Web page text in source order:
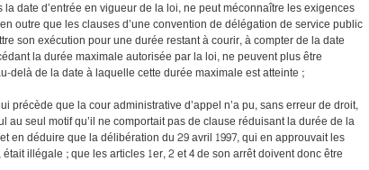
date d’entrée en vigueur de la loi, ne peut méconnaître les exigences
outre que les clauses d’une convention de délégation de service public
son exécution pour une durée restant à courir, à compter de la date
la durée maximale autorisée par la loi, ne peuvent plus être
delà de la date à laquelle cette durée maximale est atteinte ;
précède que la cour administrative d’appel n’a pu, sans erreur de droit,
au seul motif qu’il ne comportait pas de clause réduisant la durée de la
en déduire que la délibération du 29 avril 1997, qui en approuvait les
illégale ; que les articles 1er, 2 et 4 de son arrêt doivent donc être